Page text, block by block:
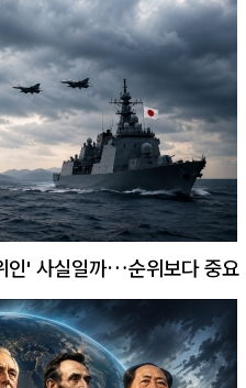
인' 사실일까…순위보다 중요